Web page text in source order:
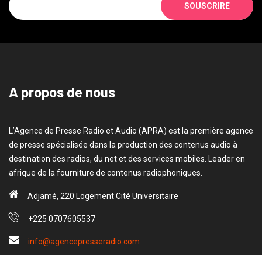
SOUSCRIRE
A propos de nous
L’Agence de Presse Radio et Audio (APRA) est la première agence
de presse spécialisée dans la production des contenus audio à
destination des radios, du net et des services mobiles. Leader en
afrique de la fourniture de contenus radiophoniques.
Adjamé, 220 Logement Cité Universitaire
+225 0707605537
info@agencepresseradio.com